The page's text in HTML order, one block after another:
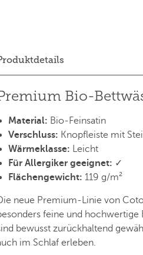
Bio-
Material: Bio-Feinsatin
Verschluss: Knopfleiste mit
Wärmeklasse: Leicht
Für Allergiker geeignet: ✓
Flächengewicht: 119 g/m²
neue Premium-Linie von
feine und
bewusst zurückhaltend
im Schlaf erleben.